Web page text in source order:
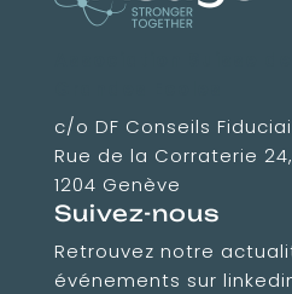
c/o DF Conseils
Rue de la Corraterie 24,
1204 Genève
Suivez-nous
Retrouvez notre
événements sur